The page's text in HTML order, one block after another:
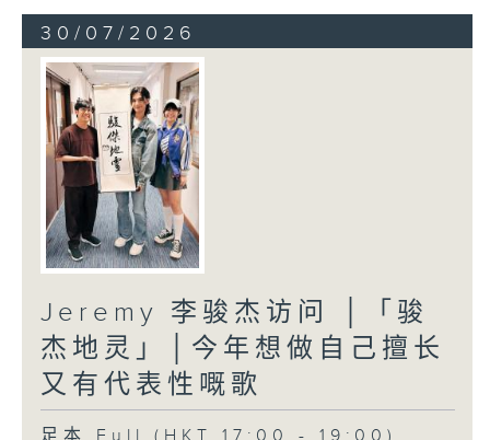
30/07/2026
Jeremy 李骏杰访问 │「骏
杰地灵」│今年想做自己擅长
又有代表性嘅歌